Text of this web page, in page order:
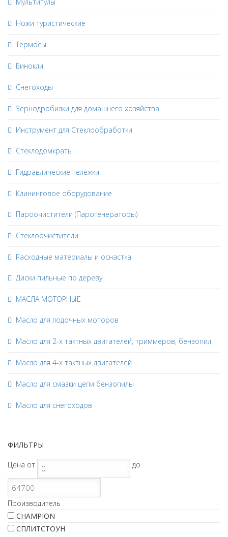
Ножи туристические
Термосы
Бинокли
Снегоходы
Зернодробилки для домашнего хозяйства
Инструмент для Стеклообработки
Стеклодомкраты
Гидравлические тележки
Клининговое оборудование
Пароочистители (Парогенераторы)
Стеклоочистители
Расходные материалы и оснастка
Диски пильные по дереву
МАСЛА МОТОРНЫЕ
Масло для лодочных моторов
Масло для 2-х тактных двигателей, триммеров, бензопил
Масло для 4-х тактных двигателей
Масло для смазки цепи бензопилы
Масло для снегоходов
ФИЛЬТРЫ
Цена от до
Производитель
CHAMPION
СПЛИТСТОУН